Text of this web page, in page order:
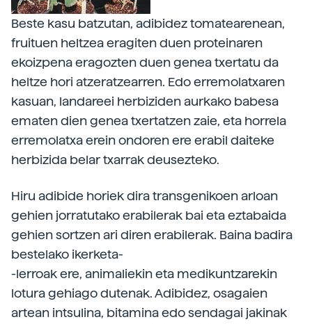
Beste kasu batzutan, adibidez tomatearenean,
fruituen heltzea eragiten duen proteinaren
ekoizpena eragozten duen genea txertatu da
heltze hori atzeratzearren. Edo erremolatxaren
kasuan, landareei herbiziden aurkako babesa
ematen dien genea txertatzen zaie, eta horrela
erremolatxa erein ondoren ere erabil daiteke
herbizida belar txarrak deusezteko.
Hiru adibide horiek dira transgenikoen arloan
gehien jorratutako erabilerak bai eta eztabaida
gehien sortzen ari diren erabilerak. Baina badira
bestelako ikerketa-
-lerroak ere, animaliekin eta medikuntzarekin
lotura gehiago dutenak. Adibidez, osagaien
artean intsulina, bitamina edo sendagai jakinak